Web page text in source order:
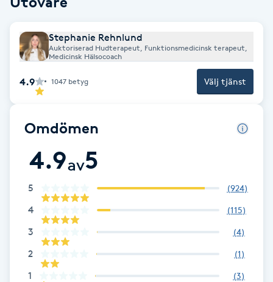
Brynplockning
Bröllopsuppsättning
Celluliter
Coachning
Color correction
Cryoterapi
Damklippning
Dermapen
Stephanie Rehnlund
Auktoriserad Hudterapeut, Funktionsmedicinsk terapeut,
Medicinsk Hälsocoach
4.9 1047 betyg Välj tjänst
Omdömen
4.9av5
5 (924)
4 (115)
3 (4)
2 (1)
1 (3)